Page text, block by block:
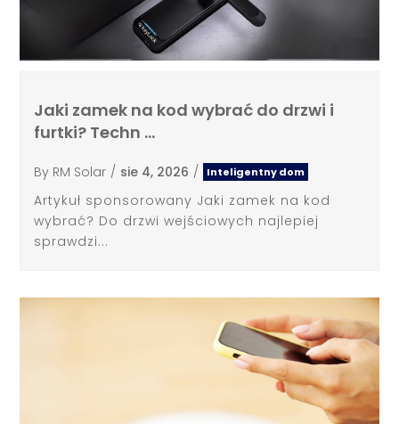
Jaki zamek na kod wybrać do drzwi i
furtki? Techn …
By RM Solar / sie 4, 2026 / Inteligentny dom
Artykuł sponsorowany Jaki zamek na kod
wybrać? Do drzwi wejściowych najlepiej
sprawdzi...